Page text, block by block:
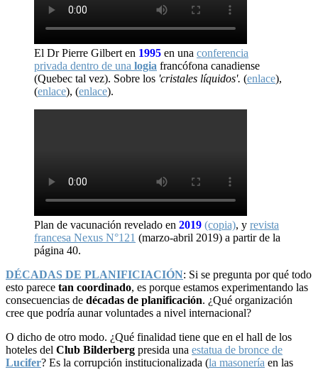
El Dr Pierre Gilbert en 1995 en una conferencia
privada dentro de una logia francófona canadiense
(Quebec tal vez). Sobre los 'cristales líquidos'. (enlace),
(enlace), (enlace).
Plan de vacunación revelado en 2019 (copia), y revista
francesa Nexus N°121 (marzo-abril 2019) a partir de la
página 40.
DÉCADAS DE PLANIFICIACIÓN: Si se pregunta por qué todo
esto parece tan coordinado, es porque estamos experimentando las
consecuencias de décadas de planificación. ¿Qué organización
cree que podría aunar voluntades a nivel internacional?
O dicho de otro modo. ¿Qué finalidad tiene que en el hall de los
hoteles del Club Bilderberg presida una estatua de bronce de
Lucifer? Es la corrupción institucionalizada (la masonería en las